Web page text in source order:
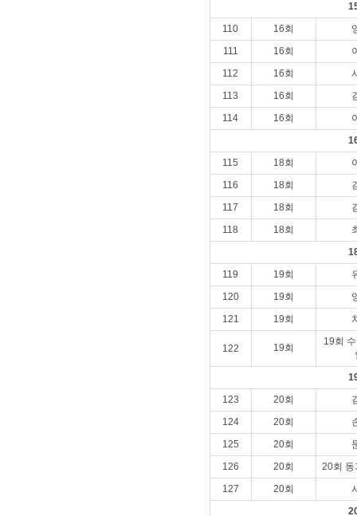
110
16회
111
16회
112
16회
113
16회
114
16회
115
18회
116
18회
117
18회
118
18회
119
19회
120
19회
121
19회
122 19회
19회
123
20회
124
20회
125
20회
126
20회
20회 동
127
20회